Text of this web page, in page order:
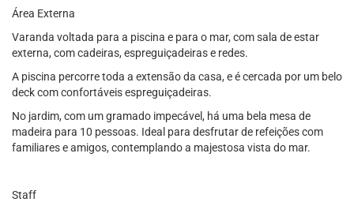
Área Externa
Varanda voltada para a piscina e para o mar, com sala de estar
externa, com cadeiras, espreguiçadeiras e redes.
A piscina percorre toda a extensão da casa, e é cercada por um belo
deck com confortáveis espreguiçadeiras.
No jardim, com um gramado impecável, há uma bela mesa de
madeira para 10 pessoas. Ideal para desfrutar de refeições com
familiares e amigos, contemplando a majestosa vista do mar.
Staff